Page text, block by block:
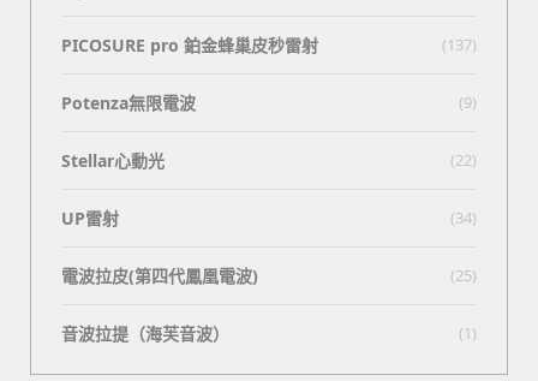
PICOSURE pro 鉑金蜂巢皮秒雷射 (137)
Potenza無限電波 (9)
Stellar心動光 (22)
UP雷射 (34)
電波拉皮(第四代鳳凰電波) (25)
⾳波拉提（海芙⾳波） (1)